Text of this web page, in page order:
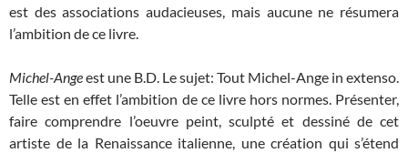
est des associations audacieuses, mais aucune ne résumera
l’ambition de ce livre.
Michel-Angeest une B.D. Le sujet: Tout Michel-Ange in extenso.
Telle est en effet l’ambition de ce livre hors normes. Présenter,
faire comprendre l’oeuvre peint, sculpté et dessiné de cet
artiste de la Renaissance italienne, une création qui s’étend